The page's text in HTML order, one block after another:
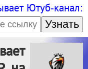
Ютуб-канал:
Узнать